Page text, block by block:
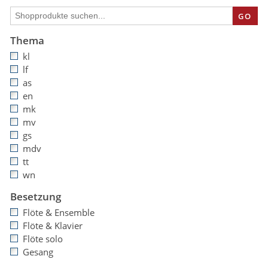
GO
Thema
kl
lf
as
en
mk
mv
gs
mdv
tt
wn
Besetzung
Flöte & Ensemble
Flöte & Klavier
Flöte solo
Gesang